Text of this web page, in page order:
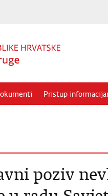
Pristup
poziv